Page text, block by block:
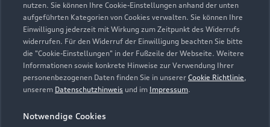
nutzen. Sie können Ihre Cookie-Einstellungen anhand der unten
aufgeführten Kategorien von Cookies verwalten. Sie können Ihre
Einwilligung jederzeit mit Wirkung zum Zeitpunkt des Widerrufs
widerrufen. Für den Widerruf der Einwilligung beachten Sie bitte
die "Cookie-Einstellungen" in der Fußzeile der Webseite. Weitere
Informationen sowie konkrete Hinweise zur Verwendung Ihrer
personenbezogenen Daten finden Sie in unserer Cookie Richtlinie,
unserem Datenschutzhinweis und im Impressum.
Notwendige Cookies
Verkauf
Geschlossen, öffnet am Montag 09:00
Service
Geschlossen,öffnet amMontag 07:00
Teile- & Zubehörverkauf